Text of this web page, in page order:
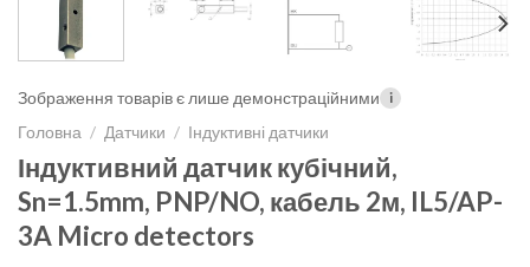
Зображення товарів є лише демонстраційними i
Головна / Датчики / Індуктивні датчики
Індуктивний датчик кубічний,
Sn=1.5mm, PNP/NO, кабель 2м, IL5/AP-
3A Micro detectors